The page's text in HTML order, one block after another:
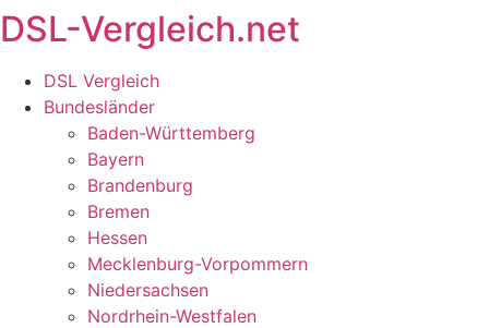
Zum
Inhalt
springen
DSL-Vergleich.net
DSL Vergleich
Bundesländer
Baden-Württemberg
Bayern
Brandenburg
Bremen
Hessen
Mecklenburg-Vorpommern
Niedersachsen
Nordrhein-Westfalen